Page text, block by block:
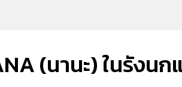
(นานะ) ในรังน